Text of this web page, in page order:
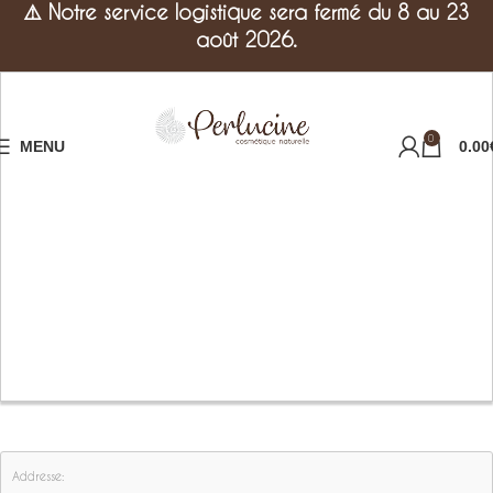
MENU 0 0.00
Addresse:
⚠️ Notre service logistique sera fermé du 8 au 23
août 2026.